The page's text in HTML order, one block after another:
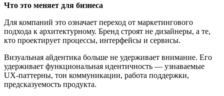
Что это меняет для бизнеса
Для компаний это означает переход от маркетингового
подхода к архитектурному. Бренд строят не дизайнеры, а те,
кто проектирует процессы, интерфейсы и сервисы.
Визуальная айдентика больше не удерживает внимание. Его
удерживает функциональная идентичность — узнаваемые
UX-паттерны, тон коммуникации, работа поддержки,
предсказуемость продукта.